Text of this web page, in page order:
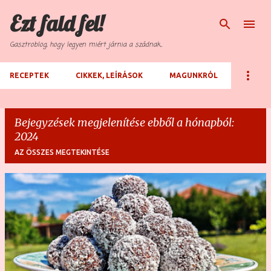
Ugrás a fő tartalomra
Ezt fald fel!
Gasztroblog, hogy legyen miért járnia a szádnak...
RECEPTEK CIKKEK, LEÍRÁSOK MAGUNKRÓL
Bejegyzések megjelenítése ebből a hónapból:
2024
AZ ÖSSZES MEGTEKINTÉSE
B
e
e
g